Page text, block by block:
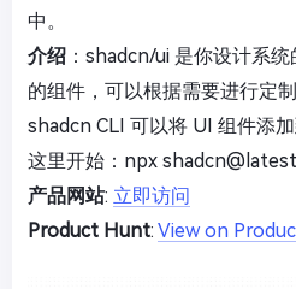
中。
介绍 ：shadcn/ui 是你设计系
的组件，可以根据需要进行定
shadcn CLI 可以将 UI 组件添
这里开始：npx shadcn@latest
产品网站: 立即访问
Product Hunt: View on